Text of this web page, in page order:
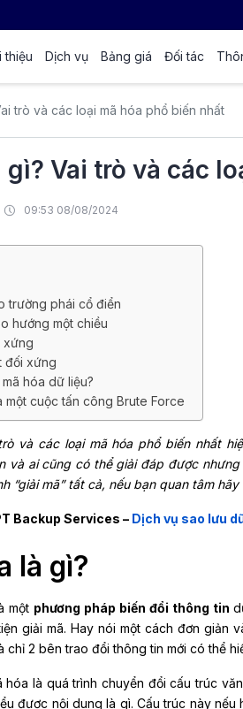
thiệu Dịch vụ Bảng giá Đối tác
trò và các loại mã hóa phổ biến nhất
gì? Vai trò và các
09:53 08/08/2024
trường phái cổ điển
hướng một chiều
xứng
đối xứng
hóa dữ liệu?
một cuộc tấn công Brute Force
và các loại mã hóa phổ biến nhất
và ai cũng có thể giải đáp được
“giải mã” tất cả, nếu bạn quan tâm
Backup Services – Dịch vụ sao lưu
là gì?
một phương pháp biến đổi thông tin
giải mã. Hay nói một cách đơn giản
chỉ 2 bên trao đổi thông tin mới có thể
hóa là quá trình chuyển đổi cấu trúc
được nội dung là gì. Cấu trúc này